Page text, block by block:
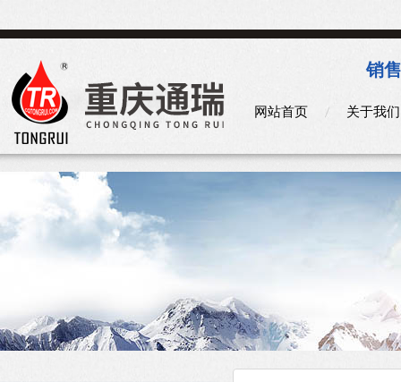
销
网站首页 关于我们